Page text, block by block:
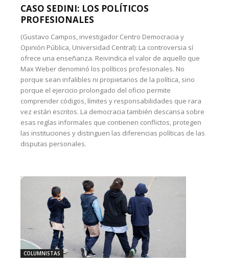
CASO SEDINI: LOS POLÍTICOS
PROFESIONALES
(Gustavo Campos, investigador Centro Democracia y
Opinión Pública, Universidad Central): La controversia sí
ofrece una enseñanza. Reivindica el valor de aquello que
Max Weber denominó los políticos profesionales. No
porque sean infalibles ni propietarios de la política, sino
porque el ejercicio prolongado del oficio permite
comprender códigos, límites y responsabilidades que rara
vez están escritos. La democracia también descansa sobre
esas reglas informales que contienen conflictos, protegen
las instituciones y distinguen las diferencias políticas de las
disputas personales.
COLUMNISTAS